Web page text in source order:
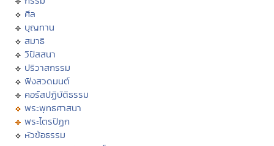
ศีล
บุญทาน
สมาธิ
วิปัสสนา
ปริวาสกรรม
ฟังสวดมนต์
คอร์สปฏิบัติธรรม
พระพุทธศาสนา
พระไตรปิฏก
หัวข้อธรรม